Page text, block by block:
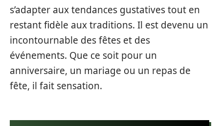
s’adapter aux tendances gustatives tout en
restant fidèle aux traditions. Il est devenu un
incontournable des fêtes et des
événements. Que ce soit pour un
anniversaire, un mariage ou un repas de
fête, il fait sensation.